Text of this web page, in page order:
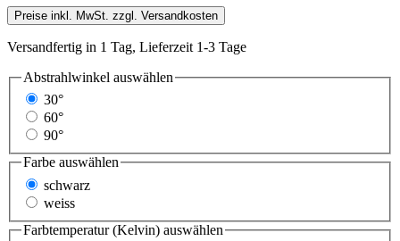
Preise inkl. MwSt. zzgl. Versandkosten
Versandfertig in 1 Tag, Lieferzeit 1-3 Tage
Abstrahlwinkel auswählen
30°
60°
90°
Farbe auswählen
schwarz
weiss
Farbtemperatur (Kelvin) auswählen